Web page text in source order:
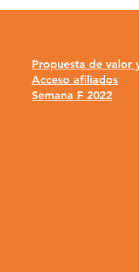
Propuesta de valor
Acceso afiliados
Semana F 2022